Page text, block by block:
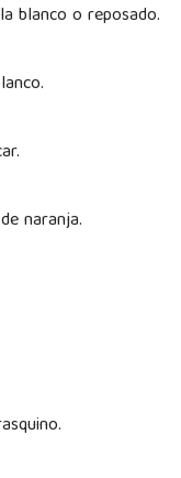
blanco o reposado.
naranja.